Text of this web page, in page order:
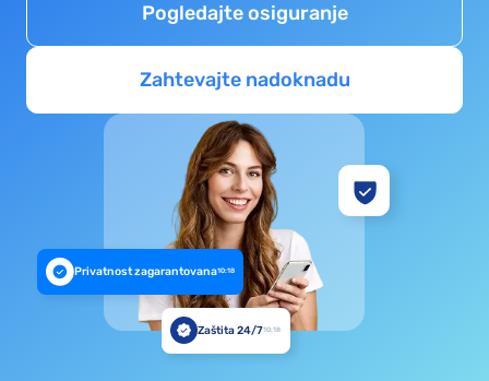
Pogledajte osiguranje
Zahtevajte nadoknadu
Privatnost zagarantovana10:18
Zaštita 24/710:18